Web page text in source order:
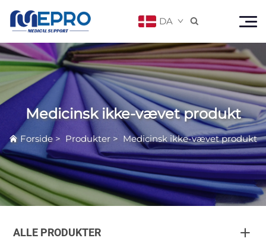
DA 
Medicinsk ikke-vævet produkt
Forside > Produkter > Medicinsk ikke-vævet produkt
ALLE PRODUKTER